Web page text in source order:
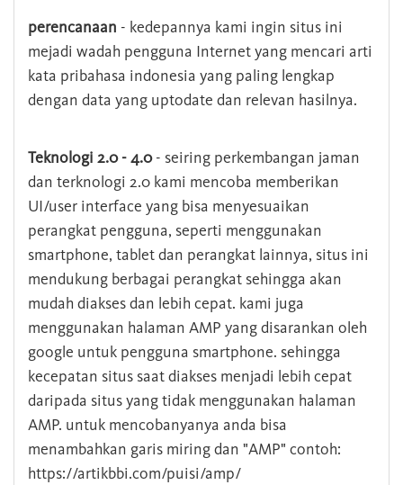
perencanaan - kedepannya kami ingin situs ini
mejadi wadah pengguna Internet yang mencari arti
kata pribahasa indonesia yang paling lengkap
dengan data yang uptodate dan relevan hasilnya.
Teknologi 2.0 - 4.0- seiring perkembangan jaman
dan terknologi 2.0 kami mencoba memberikan
UI/user interface yang bisa menyesuaikan
perangkat pengguna, seperti menggunakan
smartphone, tablet dan perangkat lainnya, situs ini
mendukung berbagai perangkat sehingga akan
mudah diakses dan lebih cepat. kami juga
menggunakan halaman AMP yang disarankan oleh
google untuk pengguna smartphone. sehingga
kecepatan situs saat diakses menjadi lebih cepat
daripada situs yang tidak menggunakan halaman
AMP. untuk mencobanyanya anda bisa
menambahkan garis miring dan "AMP" contoh:
https://artikbbi.com/puisi/amp/